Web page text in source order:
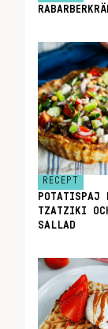
RECEPT
POTATISPAJ
TZATZIKI
SALLAD